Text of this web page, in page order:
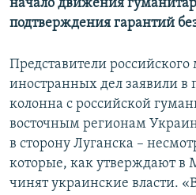
начало движения
подтверждения гарантий
Представители российского
иностранных дел заявили в
колонна с российской
восточным регионам
в сторону Луганска –
которые, как утверждают в
чинят украинские власти.